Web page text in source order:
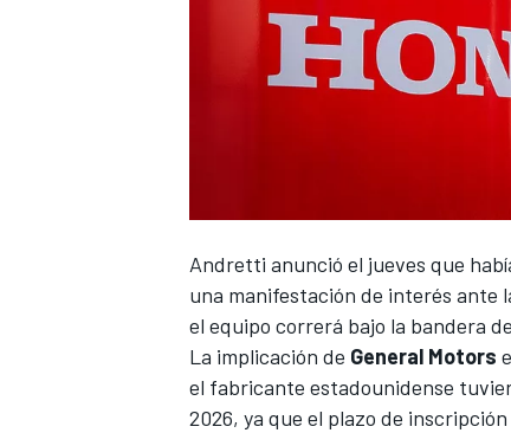
Andretti anunció el jueves que
una manifestación de interés ante
el equipo correrá bajo la bandera
La implicación de General Motors
el fabricante estadounidense
2026, ya que el plazo de